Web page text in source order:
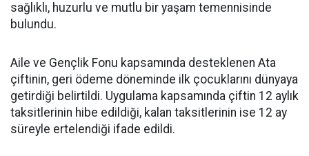
sağlıklı, huzurlu ve mutlu bir yaşam temennisinde
bulundu.
Aile ve Gençlik Fonu kapsamında desteklenen Ata
çiftinin, geri ödeme döneminde ilk çocuklarını dünyaya
getirdiği belirtildi. Uygulama kapsamında çiftin 12 aylık
taksitlerinin hibe edildiği, kalan taksitlerinin ise 12 ay
süreyle ertelendiği ifade edildi.